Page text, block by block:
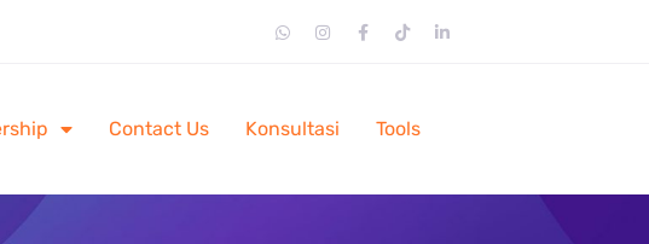
Contact Us Konsultasi Tools